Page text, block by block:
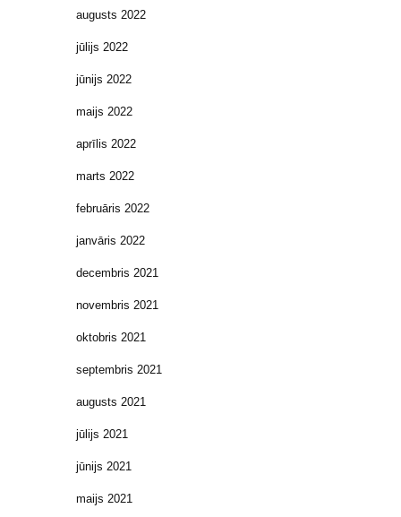
augusts 2022
jūlijs 2022
jūnijs 2022
maijs 2022
aprīlis 2022
marts 2022
februāris 2022
janvāris 2022
decembris 2021
novembris 2021
oktobris 2021
septembris 2021
augusts 2021
jūlijs 2021
jūnijs 2021
maijs 2021